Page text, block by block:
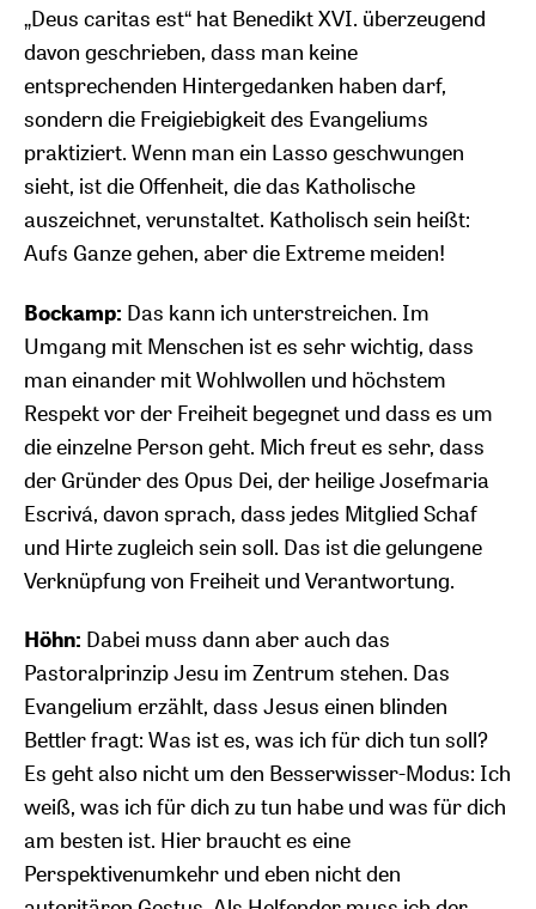
„Deus caritas est“ hat Benedikt XVI. überzeugend
davon geschrieben, dass man keine
entsprechenden Hintergedanken haben darf,
sondern die Freigiebigkeit des Evangeliums
praktiziert. Wenn man ein Lasso geschwungen
sieht, ist die Offenheit, die das Katholische
auszeichnet, verunstaltet. Katholisch sein heißt:
Aufs Ganze gehen, aber die Extreme meiden!
Bockamp: Das kann ich unterstreichen. Im
Umgang mit Menschen ist es sehr wichtig, dass
man einander mit Wohlwollen und höchstem
Respekt vor der Freiheit begegnet und dass es um
die einzelne Person geht. Mich freut es sehr, dass
der Gründer des Opus Dei, der heilige Josefmaria
Escrivá, davon sprach, dass jedes Mitglied Schaf
und Hirte zugleich sein soll. Das ist die gelungene
Verknüpfung von Freiheit und Verantwortung.
Höhn: Dabei muss dann aber auch das
Pastoralprinzip Jesu im Zentrum stehen. Das
Evangelium erzählt, dass Jesus einen blinden
Bettler fragt: Was ist es, was ich für dich tun soll?
Es geht also nicht um den Besserwisser-Modus: Ich
weiß, was ich für dich zu tun habe und was für dich
am besten ist. Hier braucht es eine
Perspektivenumkehr und eben nicht den